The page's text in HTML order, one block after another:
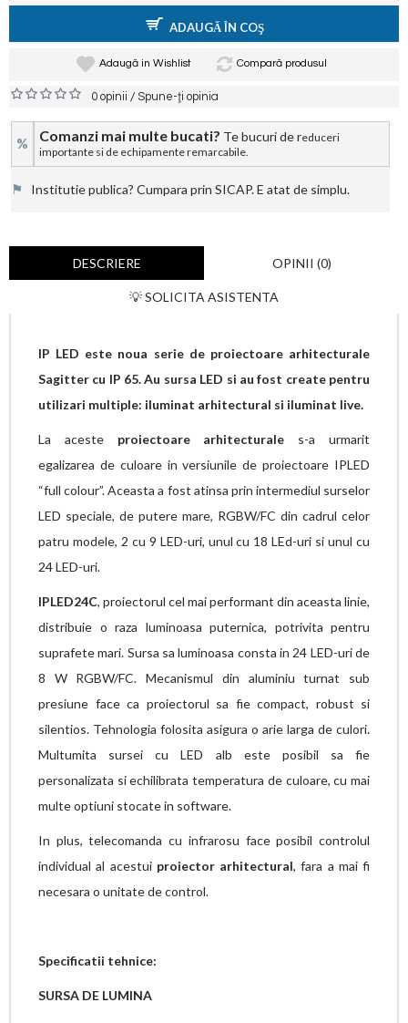
ADAUGĂ ÎN COŞ
Adaugă in Wishlist Compară produsul
0 opinii /Spune-ţi opinia
% Comanzi mai multe bucati? Te bucuri de reduceri
importante si de echipamente remarcabile.
⚑ Institutie publica? Cumpara prin SICAP. E atat de simplu.
DESCRIERE OPINII (0)
💡 SOLICITA ASISTENTA
IP LED este noua serie de proiectoare arhitecturale
Sagitter cu IP 65. Au sursa LED si au fost create pentru
utilizari multiple: iluminat arhitectural si iluminat live.
La aceste proiectoare arhitecturale s-a urmarit
egalizarea de culoare in versiunile de proiectoare IPLED
“full colour”. Aceasta a fost atinsa prin intermediul surselor
LED speciale, de putere mare, RGBW/FC din cadrul celor
patru modele, 2 cu 9 LED-uri, unul cu 18 LEd-uri si unul cu
24 LED-uri.
IPLED24C, proiectorul cel mai performant din aceasta linie,
distribuie o raza luminoasa puternica, potrivita pentru
suprafete mari. Sursa sa luminoasa consta in 24 LED-uri de
8 W RGBW/FC. Mecanismul din aluminiu turnat sub
presiune face ca proiectorul sa fie compact, robust si
silentios. Tehnologia folosita asigura o arie larga de culori.
Multumita sursei cu LED alb este posibil sa fie
personalizata si echilibrata temperatura de culoare, cu mai
multe optiuni stocate in software.
In plus, telecomanda cu infrarosu face posibil controlul
individual al acestui proiector arhitectural, fara a mai fi
necesara o unitate de control.
Specificatii tehnice:
SURSA DE LUMINA